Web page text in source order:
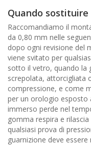
Quando sostituire
Raccomandiamo il
da 0,80 mm nelle
dopo ogni revisione del
viene svitato per
sotto il vetro, quando la
screpolata, attorcigliata
compressione, e come
per un orologio esposto
immerso perde nel
gomma respira e
qualsiasi prova di
guarnizione deve essere